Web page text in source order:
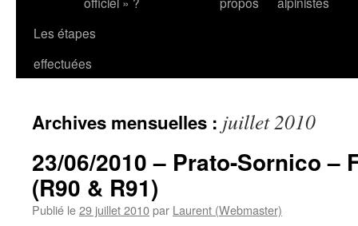
Les étapes
effectuées
Archives mensuelles : juillet 2010
23/06/2010 – Prato-Sornico –
(R90 & R91)
Publié le29 juillet 2010par Laurent (Webmaster)